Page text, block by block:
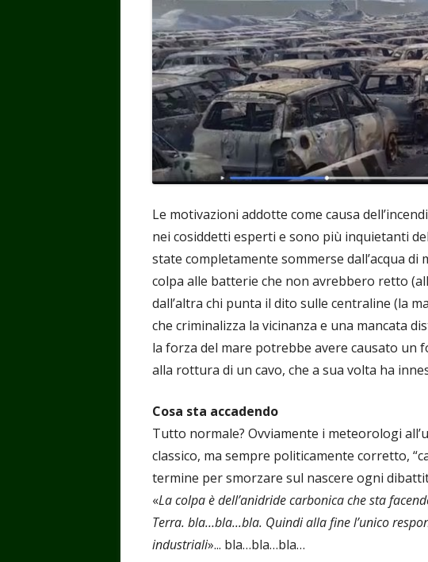
Le motivazioni addotte come causa
nei cosiddetti esperti e sono più inquietanti
state completamente sommerse dall’acqua di
colpa alle batterie che non avrebbero retto
dall’altra chi punta il dito sulle centraline (la
che criminalizza la vicinanza e una mancata
la forza del mare potrebbe avere causato un
alla rottura di un cavo, che a sua volta ha
Cosa sta accadendo
Tutto normale? Ovviamente i meteorologi
classico, ma sempre politicamente corretto,
termine per smorzare sul nascere ogni
«La colpa è dell’anidride carbonica che sta
Terra. bla…bla...bla. Quindi alla fine l’unico
industriali»... bla…bla…bla…